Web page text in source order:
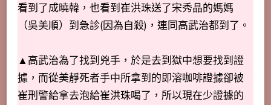
看到了成曉韓，也看到崔洪珠送了宋秀晶的媽媽
（吳美順）到急診(因為自殺)，連同高武治都到了。
▲高武治為了找到兇手，於是去到獄中想要找到證
據，而從美靜死者手中所拿到的即溶咖啡證據卻被
崔刑警給拿去泡給崔洪珠喝了，所以現在少證據的